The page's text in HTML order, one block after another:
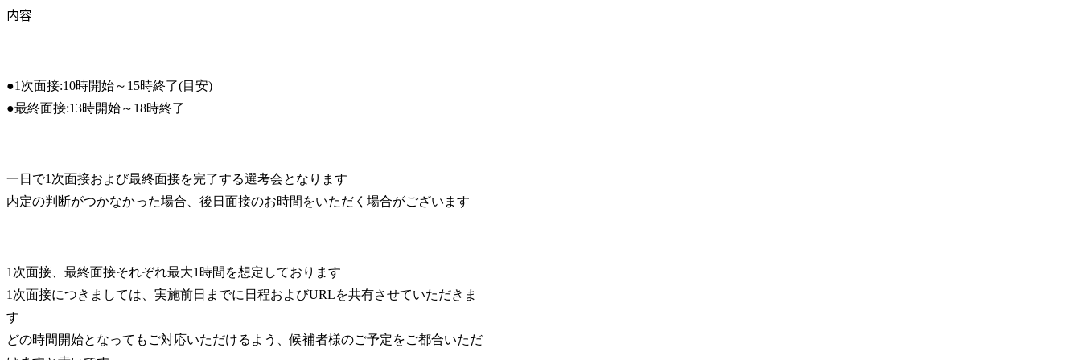
内容
●1次面接:10時開始～15時終了(目安)
●最終面接:13時開始～18時終了
一日で1次面接および最終面接を完了する選考会となります
内定の判断がつかなかった場合、後日面接のお時間をいただく場合がございます
1次面接、最終面接それぞれ最大1時間を想定しております
1次面接につきましては、実施前日までに日程およびURLを共有させていただきま
す
どの時間開始となってもご対応いただけるよう、候補者様のご予定をご都合いただ